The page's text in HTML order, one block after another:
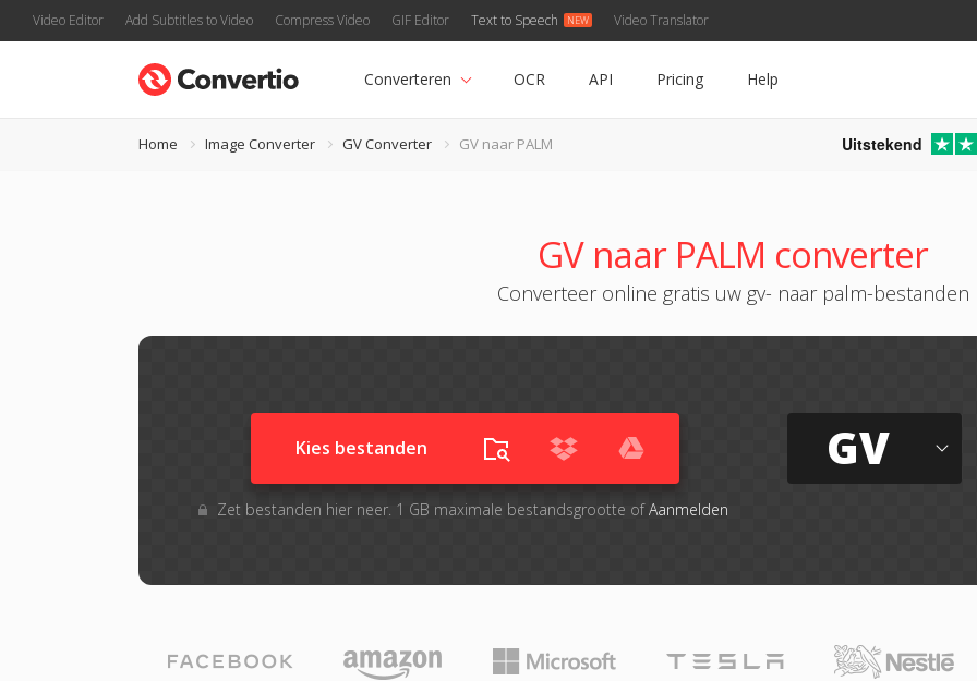
Video Editor Add Subtitles to Video Compress Video GIF Editor Text to Speech Video Translator
Converteren OCR API Pricing Help
Home Image Converter GV Converter GV naar PALM Uitstekend
GV naar PALM converter
Converteer online gratis uw gv- naar palm-bestanden
Kies bestanden
Zet bestanden hier neer. 1 GB maximale bestandsgrootte ofAanmelden
GV